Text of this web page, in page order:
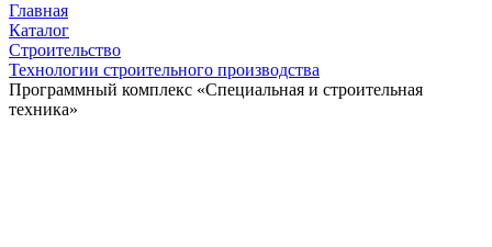
Главная
Каталог
Строительство
Технологии строительного производства
Программный комплекс «Специальная и строительная
техника»